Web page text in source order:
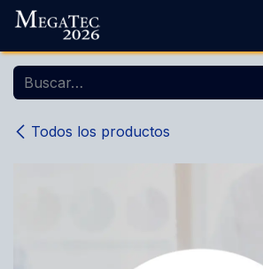
Ir al contenido
Todos los productos